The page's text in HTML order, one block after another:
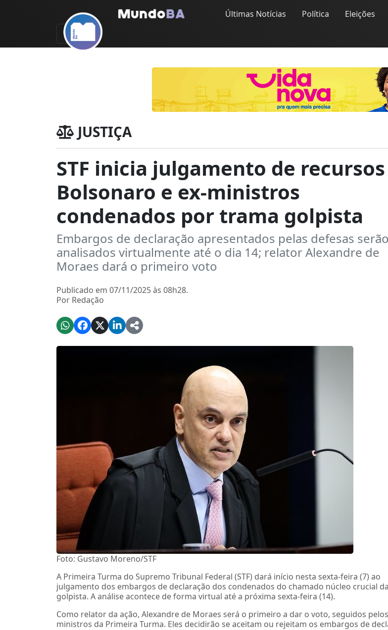
Últimas Notícias Política Eleições
JUSTIÇA
STF inicia julgamento de
Bolsonaro e ex-ministros
condenados por trama golpista
Embargos de declaração apresentados pelas defesas serão
analisados virtualmente até o dia 14; relator Alexandre de
Moraes dará o primeiro voto
Publicado em 07/11/2025 às 08h28.
Por Redação
Foto: Gustavo Moreno/STF
A Primeira Turma do Supremo Tribunal Federal (STF) dará início nesta sexta-feira (7) ao
julgamento dos embargos de declaração dos condenados do chamado núcleo crucial
golpista. A análise acontece de forma virtual até a próxima sexta-feira (14).
Como relator da ação, Alexandre de Moraes será o primeiro a dar o voto, seguidos
ministros da Primeira Turma. Eles decidirão se aceitam ou rejeitam os embargos de